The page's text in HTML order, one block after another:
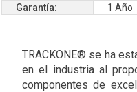
Garantía:
1 Año
TRACKONE® se ha
en el industria al
componentes de